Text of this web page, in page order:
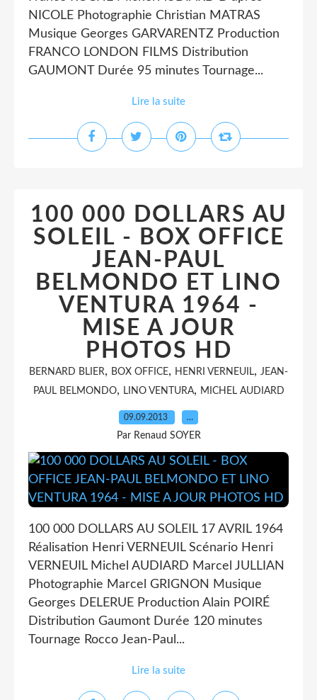
NICOLE Photographie Christian MATRAS
Musique Georges GARVARENTZ Production
FRANCO LONDON FILMS Distribution
GAUMONT Durée 95 minutes Tournage...
Lire la suite
100 000 DOLLARS AU
SOLEIL - BOX OFFICE
JEAN-PAUL
BELMONDO ET LINO
VENTURA 1964 -
MISE A JOUR
PHOTOS HD
BERNARD BLIER, BOX OFFICE, HENRI VERNEUIL, JEAN-
PAUL BELMONDO, LINO VENTURA, MICHEL AUDIARD
09.09.2013 …
Par Renaud SOYER
100 000 DOLLARS AU SOLEIL 17 AVRIL 1964
Réalisation Henri VERNEUIL Scénario Henri
VERNEUIL Michel AUDIARD Marcel JULLIAN
Photographie Marcel GRIGNON Musique
Georges DELERUE Production Alain POIRÉ
Distribution Gaumont Durée 120 minutes
Tournage Rocco Jean-Paul...
Lire la suite